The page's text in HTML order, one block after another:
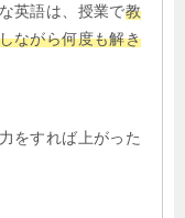
英語は、授業で教
ながら何度も解き
をすれば上がった